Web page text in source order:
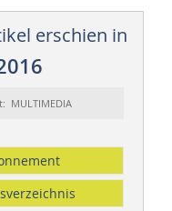
erschien in
MULTIMEDIA